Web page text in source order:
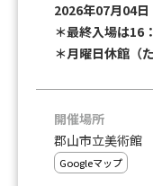
2026年07月04
＊最終入場は16
＊月曜日休館（
開催場所
郡山市立美術館
Googleマップ